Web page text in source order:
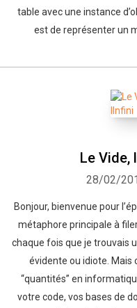
table avec une instance
est de représenter un
Le Vide,
28/02/
Bonjour, bienvenue pour
métaphore principale à
chaque fois que je trouvais
évidente ou idiote. Mais
“quantités” en
votre code, vos bases de